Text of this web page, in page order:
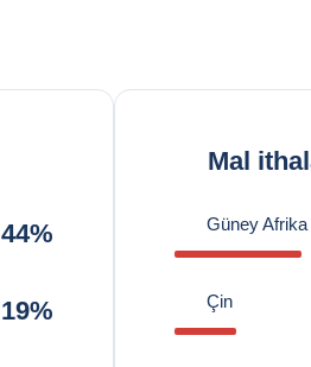
44%
19%
Mal
Güney Afrika
Çin